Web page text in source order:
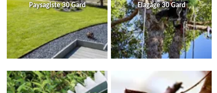
Paysagiste 30 Gard Elagage 30 Gard